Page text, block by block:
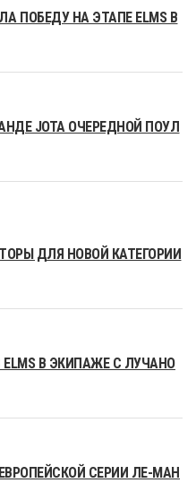
ПОБЕДУ НА ЭТАПЕ ELMS В
JOTA ОЧЕРЕДНОЙ ПОУЛ
ДЛЯ НОВОЙ КАТЕГОРИИ
В ЭКИПАЖЕ С ЛУЧАНО
СЕРИИ ЛЕ-МАН